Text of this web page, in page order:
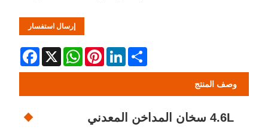
إرسال استفسار
X
WhatsAppPinterestLinkedInShare
وصف المنتج
4.6L سخان المداخن المعدني